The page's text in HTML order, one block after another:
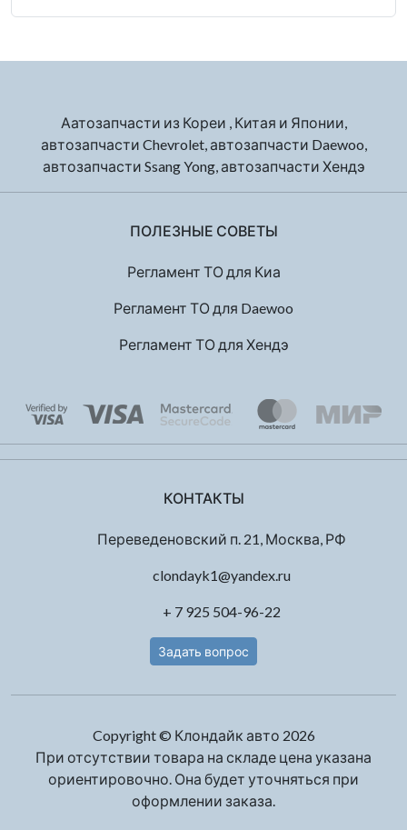
Аатозапчасти из Кореи , Китая и Японии,
автозапчасти Chevrolet, автозапчасти Daewoo,
автозапчасти Ssang Yong, автозапчасти Хендэ
ПОЛЕЗНЫЕ СОВЕТЫ
Регламент ТО для Киа
Регламент ТО для Daewoo
Регламент ТО для Хендэ
КОНТАКТЫ
Переведеновский п. 21, Москва, РФ
clondayk1@yandex.ru
+ 7 925 504-96-22
Задать вопрос
Copyright © Клондайк авто 2026
При отсутствии товара на складе цена указана
ориентировочно. Она будет уточняться при
оформлении заказа.